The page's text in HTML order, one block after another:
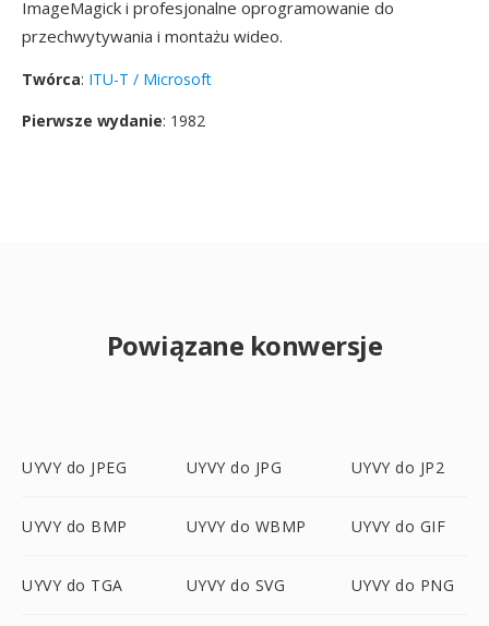
ImageMagick i profesjonalne oprogramowanie do
przechwytywania i montażu wideo.
Twórca: ITU-T / Microsoft
Pierwsze wydanie: 1982
Powiązane konwersje
UYVY do JPEG UYVY do JPG UYVY do JP2
UYVY do BMP UYVY do WBMP UYVY do GIF
UYVY do TGA UYVY do SVG UYVY do PNG